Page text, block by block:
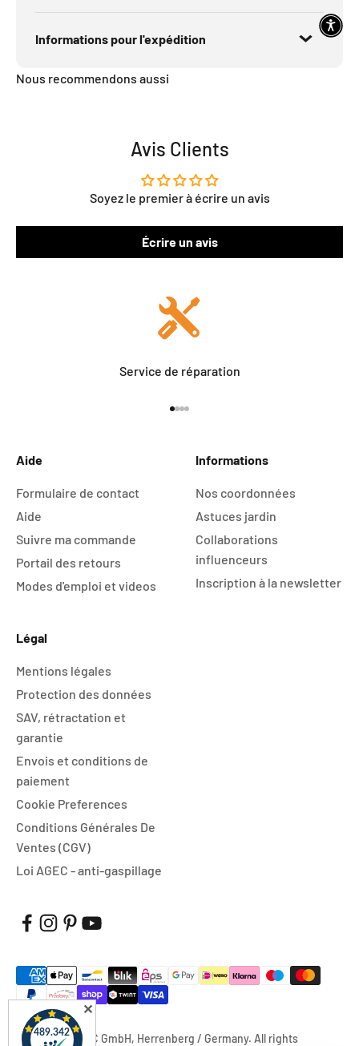
Informations pour l'expédition
Nous recommendons aussi
Avis Clients
Soyez le premier à écrire un avis
Écrire un avis
Service de réparation
Aide
Formulaire de contact
Aide
Suivre ma commande
Portail des retours
Modes d'emploi et videos
Informations
Nos coordonnées
Astuces jardin
Collaborations
influenceurs
Inscription à la newsletter
Légal
Mentions légales
Protection des données
SAV, rétractation et
garantie
Envois et conditions de
paiement
Cookie Preferences
Conditions Générales De
Ventes (CGV)
Loi AGEC - anti-gaspillage
© 2026, FUXTEC GmbH, Herrenberg / Germany. All rights
✕